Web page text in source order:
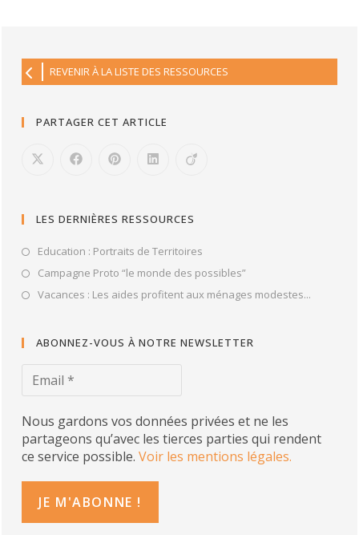
REVENIR À LA LISTE DES RESSOURCES
PARTAGER CET ARTICLE
LES DERNIÈRES RESSOURCES
Education : Portraits de Territoires
Campagne Proto “le monde des possibles”
Vacances : Les aides profitent aux ménages modestes...
ABONNEZ-VOUS À NOTRE NEWSLETTER
Nous gardons vos données privées et ne les
partageons qu’avec les tierces parties qui rendent
ce service possible.Voir les mentions légales.